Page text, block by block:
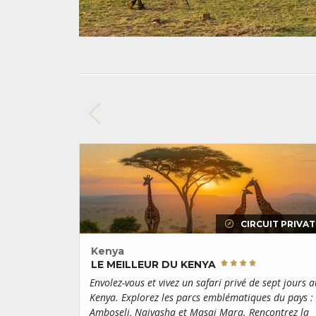
CIRCUIT
Kenya
LE MEILLEUR DU KENYA
Envolez-vous et vivez un safari privé de sept jours
Kenya. Explorez les parcs emblématiques du pays :
Amboseli, Naivasha et Masai Mara. Rencontrez la